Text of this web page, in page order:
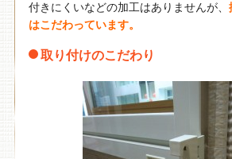
付きにくいなどの加工はありませんが、
はこだわっています。
取り付けのこだわり